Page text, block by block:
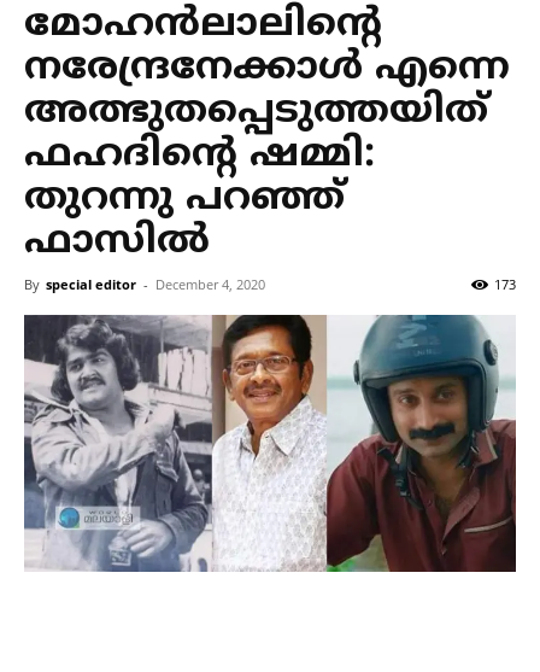
മോഹൻലാലിന്റെ
നരേന്ദ്രനേക്കാൾ എന്നെ
അത്ഭുതപ്പെടുത്തയിത്
ഫഹദിന്റെ ഷമ്മി:
തുറന്നു പറഞ്ഞ്
ഫാസിൽ
By special editor - December 4, 2020 173